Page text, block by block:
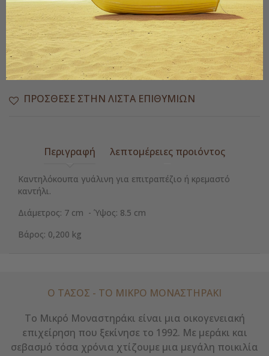
ΑΓΟΡΆ
 Διαθέσιμο
Παράδοση 1 έως 3 ημέρες
ΠΡΌΣΘΕΣΕ ΣΤΗΝ ΛΊΣΤΑ ΕΠΙΘΥΜΙΏΝ
Περιγραφή λεπτομέρειες προιόντος
Καντηλόκουπα γυάλινη για επιτραπέζιο ή κρεμαστό
καντήλι.
Διάμετρος: 7 cm - Ύψος: 8.5 cm
Βάρος: 0,200 kg
Ο ΤΑΣΟΣ - ΤΟ ΜΙΚΡΌ ΜΟΝΑΣΤΗΡΆΚΙ
Το Μικρό Μοναστηράκι είναι μια οικογενειακή
επιχείρηση που ξεκίνησε το 1992. Με μεράκι και
σεβασμό τόσα χρόνια χτίζουμε μια μεγάλη ποικιλία